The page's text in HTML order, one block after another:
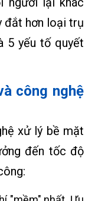
đắt hơn loại trụ
5 yếu tố quyết
công nghệ
xử lý bề mặt
đến tốc độ